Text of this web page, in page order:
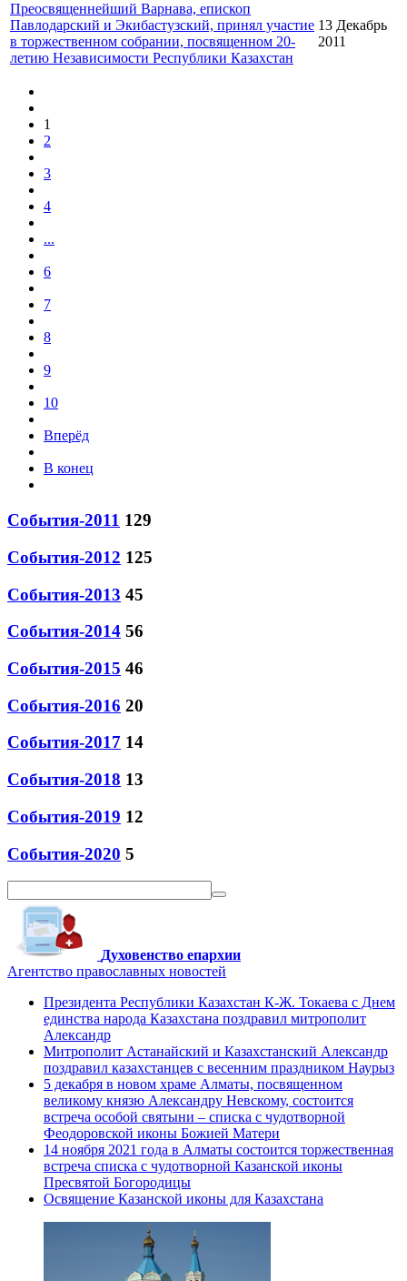
Преосвященнейший Варнава, епископ
Павлодарский и Экибастузский, принял участие
в торжественном собрании, посвященном 20-
летию Независимости Республики Казахстан
13 Декабрь
2011
1
2
3
4
...
6
7
8
9
10
Вперёд
В конец
События-2011 129
События-2012 125
События-2013 45
События-2014 56
События-2015 46
События-2016 20
События-2017 14
События-2018 13
События-2019 12
События-2020 5
Духовенство епархии
Агентство православных новостей
Президента Республики Казахстан К-Ж. Токаева с Днем
единства народа Казахстана поздравил митрополит
Александр
Митрополит Астанайский и Казахстанский Александр
поздравил казахстанцев с весенним праздником Наурыз
5 декабря в новом храме Алматы, посвященном
великому князю Александру Невскому, состоится
встреча особой святыни – списка с чудотворной
Феодоровской иконы Божией Матери
14 ноября 2021 года в Алматы состоится торжественная
встреча списка с чудотворной Казанской иконы
Пресвятой Богородицы
Освящение Казанской иконы для Казахстана